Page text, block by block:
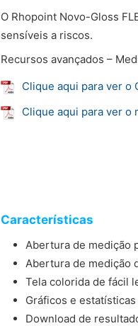
O Rhopoint Novo-Gloss
sensíveis a riscos.
Recursos avançados –
Clique aqui para ver o
Clique aqui para ver o
Características
Abertura de medição
Abertura de medição
Tela colorida de fácil
Gráficos e estatísticas
Download de